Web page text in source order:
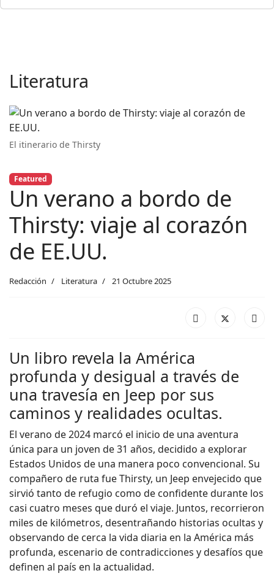
Literatura
El itinerario de Thirsty
Featured
Un verano a bordo de
Thirsty: viaje al corazón
de EE.UU.
Redacción Literatura 21 Octubre 2025
Un libro revela la América
profunda y desigual a través de
una travesía en Jeep por sus
caminos y realidades ocultas.
El verano de 2024 marcó el inicio de una aventura
única para un joven de 31 años, decidido a explorar
Estados Unidos de una manera poco convencional. Su
compañero de ruta fue Thirsty, un Jeep envejecido que
sirvió tanto de refugio como de confidente durante los
casi cuatro meses que duró el viaje. Juntos, recorrieron
miles de kilómetros, desentrañando historias ocultas y
observando de cerca la vida diaria en la América más
profunda, escenario de contradicciones y desafíos que
definen al país en la actualidad.